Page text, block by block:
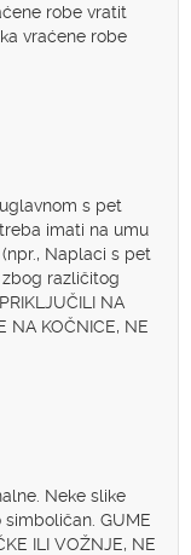
robe vratit
vraćene robe
s pet
imati na umu
Naplaci s pet
različitog
NA
NA KOČNICE, NE
Neke slike
GUME
ILI VOŽNJE, NE